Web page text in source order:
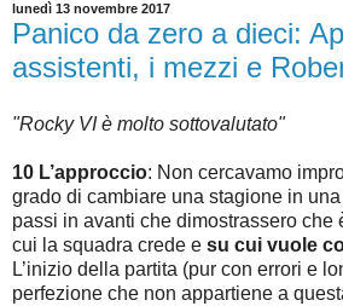
lunedì 13 novembre 2017
Panico da zero a dieci:
assistenti, i mezzi e
"Rocky VI è molto sottovalutato"
10 L’approccio: Non cercavamo
grado di cambiare una stagione in
passi in avanti che dimostrassero che
cui la squadra crede e su cui vuole
L’inizio della partita (pur con errori e
perfezione che non appartiene a